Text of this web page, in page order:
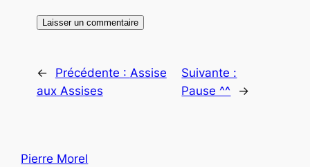
← Précédente : Assise
aux Assises
Suivante :
Pause ^^
→
Pierre Morel